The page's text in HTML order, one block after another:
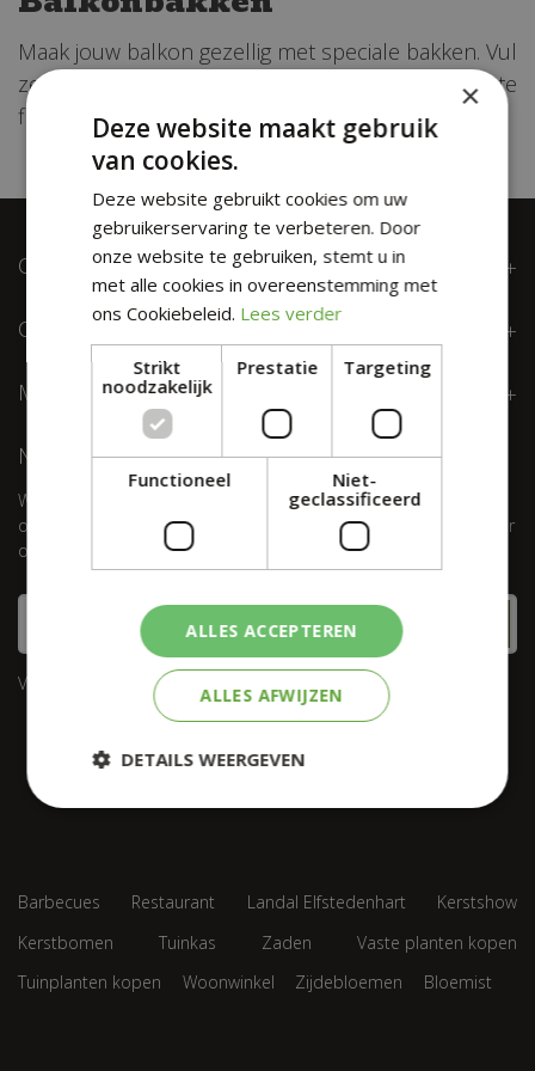
Maak jouw balkon gezellig met speciale bakken. Vul
ze met bloemen en planten om jouw balkon op te
fleuren en er een gezellige plek van te maken.
ONZE LOKATIE
OPENINGSTIJDEN
MEER INFORMATIE
NIEUWSBRIEF
Wil je maximaal 1 keer per week onze digitale nieuwsbrief
ontvangen? Meld je dan hier aan! Wij slaan jouw gegevens secuur
op conform onze
privacy policy.
Velden met zijn verplicht.
Barbecues Restaurant Landal Elfstedenhart
Kerstshow
Kerstbomen
Tuinkas Zaden
Vaste planten kopen
Tuinplanten kopen
Woonwinkel Zijdebloemen Bloemist
×
Deze website maakt gebruik
van cookies.
Deze website gebruikt cookies om uw
gebruikerservaring te verbeteren. Door
onze website te gebruiken, stemt u in
met alle cookies in overeenstemming met
ons Cookiebeleid. Lees verder
Strikt
noodzakelijk
Prestatie Targeting
Functioneel
Niet-
geclassificeerd
ALLES ACCEPTEREN
ALLES AFWIJZEN
DETAILS WEERGEVEN